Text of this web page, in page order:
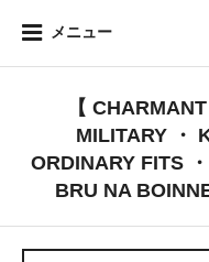
メニュー
【
MILITARY ・
ORDINARY FITS
BRU NA